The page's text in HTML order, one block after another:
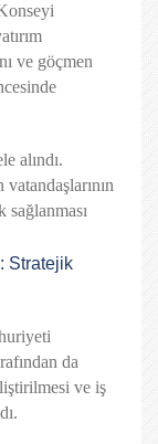
ve göçmen
alındı.
Stratejik
da
ve iş